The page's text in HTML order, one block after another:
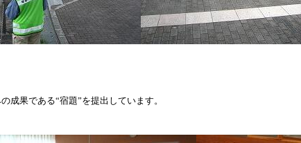
成果である“宿題”を提出しています。